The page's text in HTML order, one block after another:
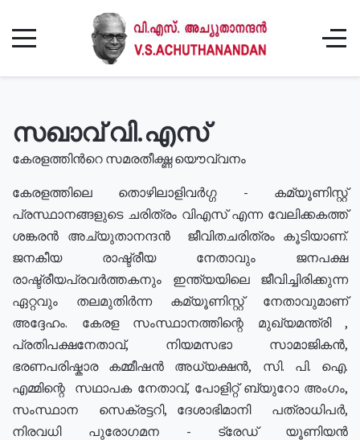
സഖാവ് വി.എസ്
കേരളത്തിൻറെ സമരതീക്ഷ്ണ യൌവ്വനം
കേരളത്തിലെ തൊഴിലാളിവർഗ്ഗ - കമ്യൂണിസ്റ്റ്
പ്രസ്ഥാനങ്ങളുടെ ചരിത്രം വിഎസ് എന്ന വേലിക്കകത്ത്
ശങ്കരൻ അച്യുതാനന്ദൻ ജീവിതചരിത്രം കൂടിയാണ്.
ജനകീയ രാഷ്ട്രീയ നേതാവും ജനപക്ഷ
രാഷ്ട്രീയപ്രവർത്തകനും ഇന്ത്യയിലെ ജീവിച്ചിരിക്കുന്ന
ഏറ്റവും തലമുതിർന്ന കമ്യൂണിസ്റ്റ് നേതാവുമാണ്
അദ്ദേഹം. കേരള സംസ്ഥാനത്തിന്റെ മുഖ്യമന്ത്രി ,
പ്രതിപക്ഷനേതാവ്, നിയമസഭാ സാമാജികൻ,
ഭരണപരിഷ്കാര കമ്മീഷൻ അധ്യക്ഷൻ, സി. പി. ഐ.
എമ്മിന്റെ സഥാപക നേതാവ്, പോളിറ്റ് ബ്യുറോ അംഗം,
സംസ്ഥാന സെക്രട്ടറി, ദേശാഭിമാനി പത്രാധിപർ,
നിരവധി പുരോഗമന - ട്രേഡ് യൂണിയൻ